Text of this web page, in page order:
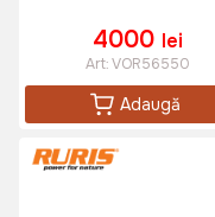
4000 lei
Art:VOR56550
Adaugă